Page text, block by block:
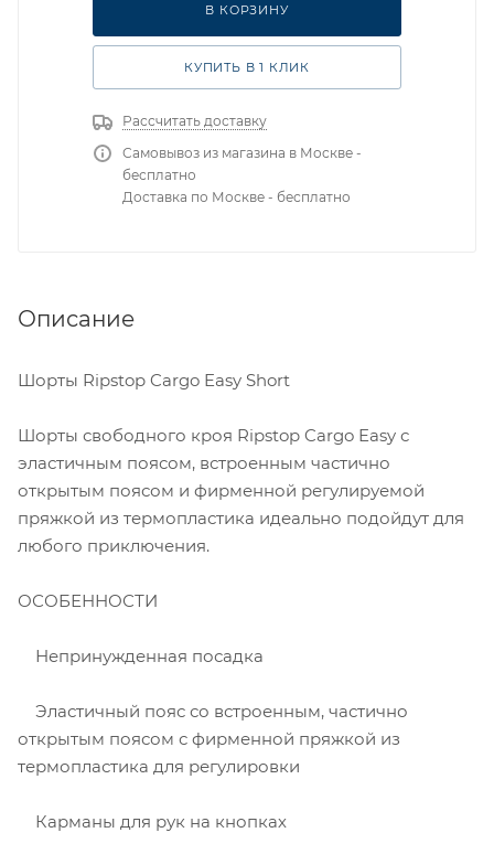
В КОРЗИНУ
КУПИТЬ В 1 КЛИК
Рассчитать доставку
Самовывоз из магазина в Москве -
бесплатно
Доставка по Москве - бесплатно
Описание
Шорты Ripstop Cargo Easy Short
Шорты свободного кроя Ripstop Cargo Easy с
эластичным поясом, встроенным частично
открытым поясом и фирменной регулируемой
пряжкой из термопластика идеально подойдут для
любого приключения.
ОСОБЕННОСТИ
Непринужденная посадка
Эластичный пояс со встроенным, частично
открытым поясом с фирменной пряжкой из
термопластика для регулировки
Карманы для рук на кнопках